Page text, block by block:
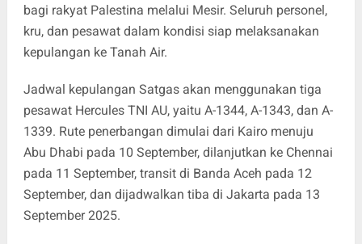
bagi rakyat Palestina melalui Mesir. Seluruh personel,
kru, dan pesawat dalam kondisi siap melaksanakan
kepulangan ke Tanah Air.
Jadwal kepulangan Satgas akan menggunakan tiga
pesawat Hercules TNI AU, yaitu A-1344, A-1343, dan A-
1339. Rute penerbangan dimulai dari Kairo menuju
Abu Dhabi pada 10 September, dilanjutkan ke Chennai
pada 11 September, transit di Banda Aceh pada 12
September, dan dijadwalkan tiba di Jakarta pada 13
September 2025.